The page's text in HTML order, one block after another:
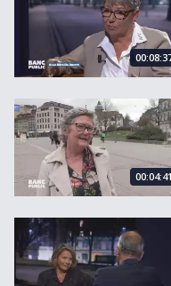
Micro-trottoir
00:04:41
Catastrophes